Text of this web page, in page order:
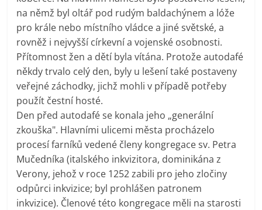
na němž byl oltář pod rudým baldachýnem a lóže
pro krále nebo místního vládce a jiné světské, a
rovněž i nejvyšší církevní a vojenské osobnosti.
Přítomnost žen a dětí byla vítána. Protože autodafé
někdy trvalo celý den, byly u lešení také postaveny
veřejné záchodky, jichž mohli v případě potřeby
použít čestní hosté.
Den před autodafé se konala jeho „generální
zkouška". Hlavními ulicemi města procházelo
procesí farníků vedené členy kongregace sv. Petra
Mučedníka (italského inkvizitora, dominikána z
Verony, jehož v roce 1252 zabili pro jeho zločiny
odpůrci inkvizice; byl prohlášen patronem
inkvizice). Členové této kongregace měli na starosti